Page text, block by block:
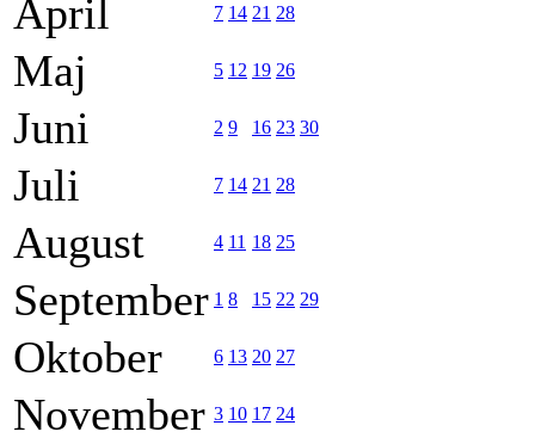
April 7 14 21 28
Maj 5 12 19 26
Juni 2 9 16 23 30
Juli 7 14 21 28
August 4 11 18 25
September 1 8 15 22 29
Oktober 6 13 20 27
November 3 10 17 24